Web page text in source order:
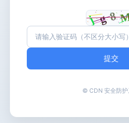
提交
© CDN 安全防护